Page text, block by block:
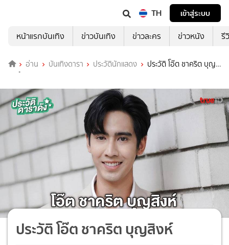
TH
เข้าสู่ระบบ
หน้าแรกบันเทิง
ข่าวบันเทิง ข่าวละคร ข่าวหนัง รี
อ่าน บันเทิงดารา ประวัตินักแสดง
ประวัติ โอ๊ต ชาคริต บุญ
สิงห์
ประวัติ โอ๊ต ชาคริต บุญสิงห์